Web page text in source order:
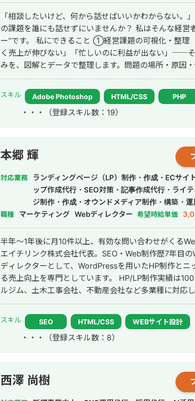
得。 #YouTube ・法人向けYouTubeチャンネル運営に立ち上げ時から携わり、
チャンネル登録者数4,000人、月間商談獲得10〜15件
成、撮影、編集、分析全て担当。 ■ 主な経験業界 ・買取サービス ・不用品回
収 ・人材紹介：toC/toBいずれも経験あり ・営業代行
・飲食店 ・官公庁
「相談したいけど、何から話せばいいかわからない。
の課題を誰にも話せずにいませんか？ 私はそんな経営者の"整理のパートナ
ー"です。 私にできること ①経営課題の可視化・整理（経営相談） 「なんとな
く売上が伸びない」「忙しいのに利益が出ない」──
みを、図解とデータで整理します。問題の場所・原因
にする、それが私の仕事の出発点です。 ②デザイン制作（実行支援） 課題が
見えたら、次は「動かす」フェーズ。バナー広告・
ット・ショート動画・サムネイル・アイコン・ヘッダ
促・採用・ブランディングに必要なデザインを制作します。 → 相談だけ
ながら独立し、小さなデザイン事務所の一人社長として活
に制約があるため、すべてのやり取りをオンラインで
きました。Zoom・Google Meet・チャットツールを駆
まで全国の経営者・個人事業主をサポートしています。 「制約の中で最大の
果を出す」──これは障害を持つ私が日々実践してきた
の経営改善と同じ考え方だと思っています。だからこそ
課題はあるが、何から手をつければいいかわからない
別々にするのが面倒 地方在住で良質な相談相手が見つ
つつ、本質的な改善をしたい 正直に、気を使わず話せる
可能なサービス一覧 Webサイト制作：ホームページ制作、LP制作 経営相談：
課題可視化・図解・優先順位整理・戦略立案サポート
ー・SNS投稿画像・ヘッダー・アイコン 動画制作： シ
記事、人事記事 その他：フロー図・組織図・提案資料
可：GensparkをはじめとするAIツールの使用経験があります。 対
セージをお送りください。 「どんな相談ができますか
けでも大歓迎です。初回は状況をお聞きするだけのご
スキル Adobe Photoshop HTML/CSS PHP
・・・ （登録スキル数：19）
本郷 輝
対応業務
ランディングページ（LP）制作・作成・ECサイ
ップ作成代行・SEO対策・記事作成代行・ライ
ジ制作・作成・オウンドメディア制作・構築・
職種 マーケティング Webディレクター 希望時給単価
半年～1年後に月10件以上、有効な問い合わせがくる
エイチリンク株式会社代表。SEO・Web制作歴7年目
ディレクターとして、WordPressを用いたHP制作とニ
る売上向上を専門としています。 HP/LP制作実績は100サイト以上。パーソナ
ルジム、土木工事会社、不動産会社など多業種に対応
においては、ゼロから立ち上げた新規サイトをニッチ
ド検索1位に導き、月間1.5万PV、月商500万円の売上
るようないわゆるデータベース型のサイトの構築も得意です。 競合が
サル日本トップリーグ）のエスポラーダ北海道、バサ
て活動しながらWeb制作の経験を積んできました（バ
スキル SEO HTML/CSS WEBサイト設計
・・・ （登録スキル数：8）
西澤 尚樹